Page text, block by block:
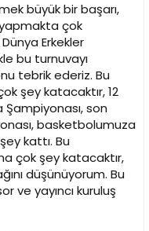
büyük bir başarı,
yapmakta çok
Erkekler
bu turnuvayı
tebrik ederiz. Bu
şey katacaktır, 12
Şampiyonası, son
basketbolumuza
kattı. Bu
çok şey katacaktır,
düşünüyorum. Bu
ve yayıncı kuruluş